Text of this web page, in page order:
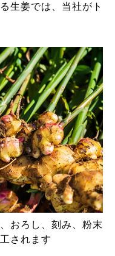
生姜では、当社がト
おろし、刻み、粉末
されます